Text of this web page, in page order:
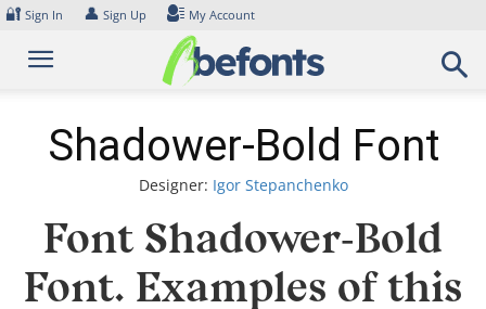
Skip
content
🔐 Sign In 👤 Sign Up My Account
Shadower-Bold Font
Designer: Igor Stepanchenko
Font Shadower-Bold
Font. Examples of this